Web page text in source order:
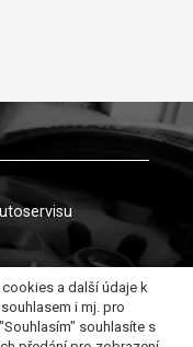
a další údaje k
i mj. pro
souhlasíte s